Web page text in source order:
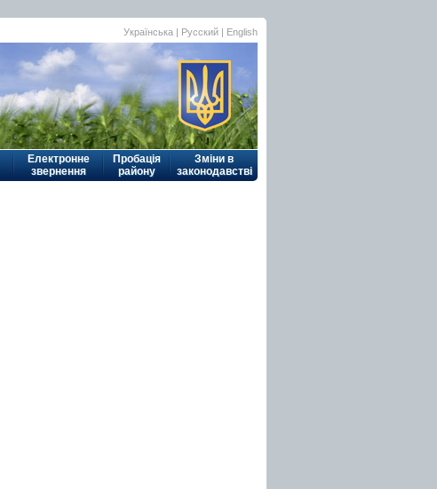
Українська | Русский | English
Електронне
звернення
Пробація
району
Зміни в
законодавстві